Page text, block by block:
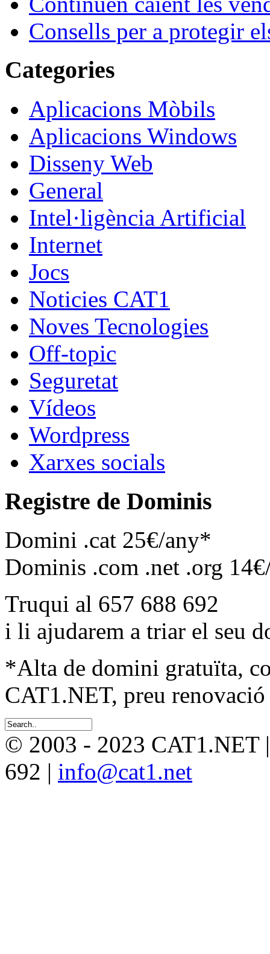
Consells per a protegir
Categories
Aplicacions Mòbils
Aplicacions Windows
Disseny Web
General
Intel·ligència Artificial
Internet
Jocs
Noticies CAT1
Noves Tecnologies
Off-topic
Seguretat
Vídeos
Wordpress
Xarxes socials
Registre de Dominis
Domini .cat 25€/any*
Dominis .com .net .org
Truqui al 657 688 692
i li ajudarem a triar el seu
*Alta de domini gratuïta,
CAT1.NET, preu
© 2003 - 2023 CAT1.NET
692 | info@cat1.net